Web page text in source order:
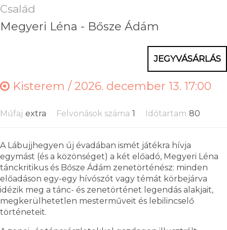
Család
Megyeri Léna - Bősze Ádám
JEGYVÁSÁRLÁS
Kisterem /2026. december 13. 17:00
Műfaj extra Felvonások száma 1 Időtartam 80
A Lábujjhegyen új évadában ismét játékra hívja
egymást (és a közönséget) a két előadó, Megyeri Léna
tánckritikus és Bősze Ádám zenetörténész: minden
előadáson egy-egy hívószót vagy témát körbejárva
idézik meg a tánc- és zenetörténet legendás alakjait,
megkerülhetetlen mesterműveit és lebilincselő
történeteit.